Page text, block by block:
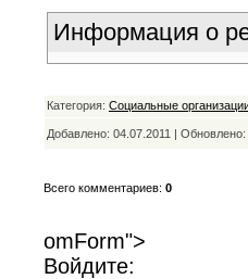
Информация о
Категория: Социальные
Добавлено: 04.07.2011 | Обновлено:
Всего комментариев: 0
omForm">
Войдите: